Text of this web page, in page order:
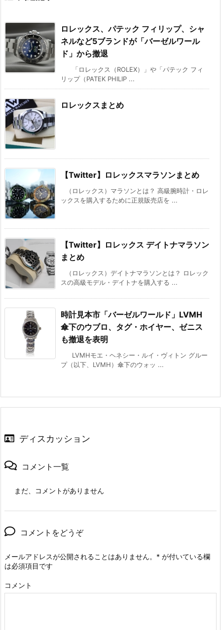
ロレックス、パテック フィリップ、シャ
ネルなど5ブランドが「バーゼルワール
ド」から撤退
「ロレックス（ROLEX）」や「パテック フィ
リップ（PATEK PHILIP ...
ロレックスまとめ
【Twitter】ロレックスマラソンまとめ
（ロレックス）マラソンとは？ 高級腕時計・ロレ
ックスを購入するために正規販売店を ...
【Twitter】ロレックス デイトナマラソン
まとめ
（ロレックス）デイトナマラソンとは？ ロレック
スの高級モデル・デイトナを購入する ...
時計見本市「バーゼルワールド」LVMH
傘下のウブロ、タグ・ホイヤー、ゼニス
も撤退を表明
LVMHモエ・ヘネシー・ルイ・ヴィトン グルー
プ（以下、LVMH）傘下のウォッ ...
ディスカッション
コメント一覧
まだ、コメントがありません
コメントをどうぞ
メールアドレスが公開されることはありません。 * が付いている欄
は必須項目です
コメント